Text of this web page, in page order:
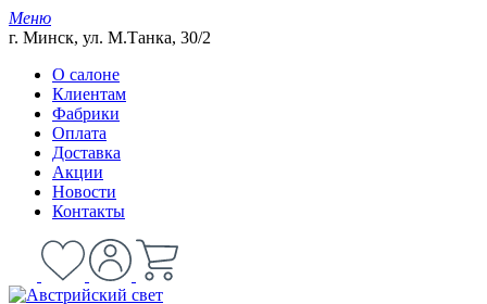
Меню
г. Минск, ул. М.Танка, 30/2
О салоне
Клиентам
Фабрики
Оплата
Доставка
Акции
Новости
Контакты